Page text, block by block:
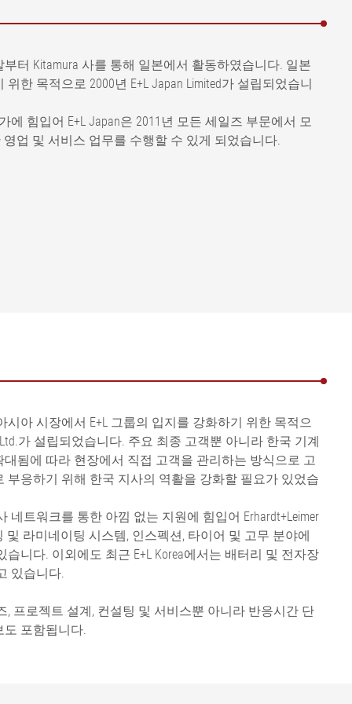
부터 Kitamura 사를 통해 일본에서 활동하였습니다. 일본
한 목적으로 2000년 E+L Japan Limited가 설립되었습니
에 힘입어 E+L Japan은 2011년 모든 세일즈 부문에서 모
업 및 서비스 업무를 수행할 수 있게 되었습니다.
아 시장에서 E+L 그룹의 입지를 강화하기 위한 목적으
Ltd.가 설립되었습니다. 주요 최종 고객뿐 아니라 한국 기계
됨에 따라 현장에서 직접 고객을 관리하는 방식으로 고
부응하기 위해 한국 지사의 역활을 강화할 필요가 있었습
네트워크를 통한 아낌 없는 지원에 힘입어 Erhardt+Leimer
및 라미네이팅 시스템, 인스펙션, 타이어 및 고무 분야에
니다. 이외에도 최근 E+L Korea에서는 배터리 및 전자장
있습니다.
, 프로젝트 설계, 컨설팅 및 서비스뿐 아니라 반응시간 단
포함됩니다.